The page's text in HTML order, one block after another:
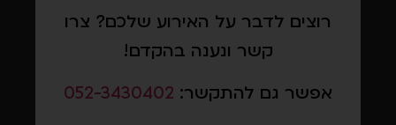
רוצים לדבר על האירוע שלכם? צרו
קשר ונענה בהקדם!
אפשר גם להתקשר: 052-3430402